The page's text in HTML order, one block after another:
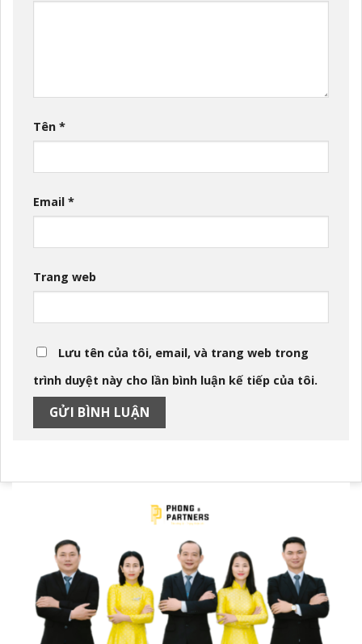
Tên *
Email *
Trang web
Lưu tên của tôi, email, và trang web trong
trình duyệt này cho lần bình luận kế tiếp của tôi.